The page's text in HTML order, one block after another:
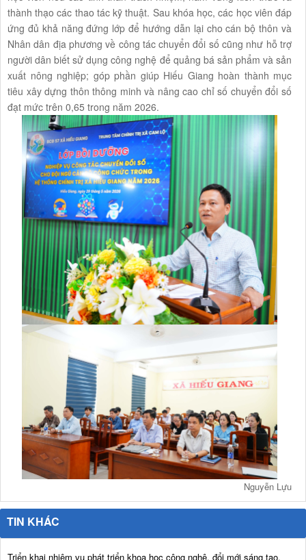
thành thạo các thao tác kỹ thuật. Sau khóa học, các học viên đáp
ứng đủ khả năng đứng lớp để hướng dẫn lại cho cán bộ thôn và
Nhân dân địa phương về công tác chuyển đổi số cũng như hỗ trợ
người dân biết sử dụng công nghệ để quảng bá sản phẩm và sản
xuất nông nghiệp; góp phần giúp Hiếu Giang hoàn thành mục
tiêu xây dựng thôn thông minh và nâng cao chỉ số chuyển đổi số
đạt mức trên 0,65 trong năm 2026.
Nguyễn Lựu
TIN KHÁC
Triển khai nhiệm vụ phát triển khoa học công nghệ, đổi mới sáng tạo,